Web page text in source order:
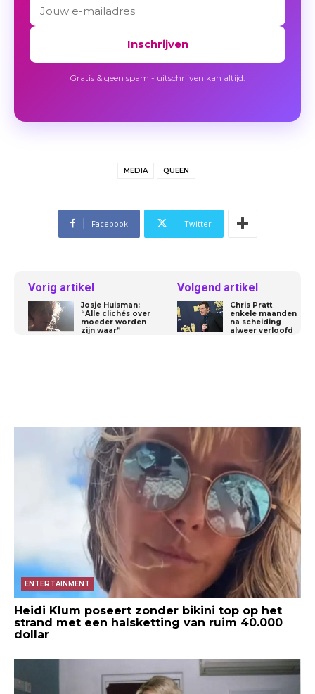
Inschrijven
Gratis & geen spam - uitschrijven kan altijd.
MEDIA QUEEN
Facebook Twitter
Vorig artikel
Josje Huisman:
“Alle clichés over
moeder worden
zijn waar”
Volgend artikel
Chris Pratt
enkele maanden
na scheiding
alweer verloofd
ENTERTAINMENT
Heidi Klum poseert zonder bikini top op het
strand met een halsketting van ruim 40.000
dollar